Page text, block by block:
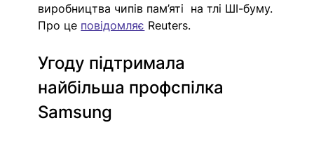
виробництва чипів пам’яті  на тлі ШІ-буму.
Про це повідомляє Reuters.
Угоду підтримала
найбільша профспілка
Samsung